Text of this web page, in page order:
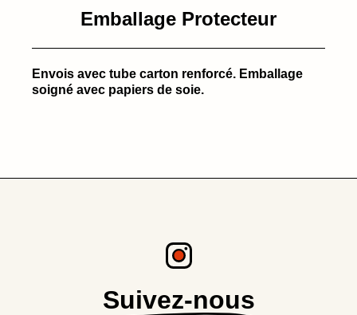
Emballage Protecteur
Envois avec tube carton renforcé. Emballage
soigné avec papiers de soie.
Suivez-nous